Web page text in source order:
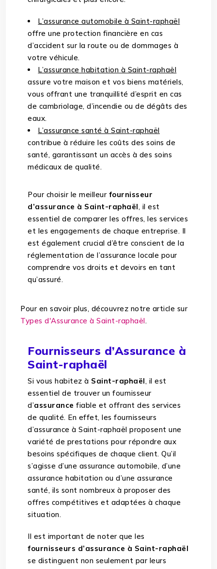
L’assurance automobile à Saint-raphaël
offre une protection financière en cas
d’accident sur la route ou de dommages à
votre véhicule.
L’assurance habitation à Saint-raphaël
assure votre maison et vos biens matériels,
vous offrant une tranquillité d’esprit en cas
de cambriolage, d’incendie ou de dégâts des
eaux.
L’assurance santé à Saint-raphaël
contribue à réduire les coûts des soins de
santé, garantissant un accès à des soins
médicaux de qualité.
Pour choisir le meilleur fournisseur
d’assurance à Saint-raphaël, il est
essentiel de comparer les offres, les services
et les engagements de chaque entreprise. Il
est également crucial d’être conscient de la
réglementation de l’assurance locale pour
comprendre vos droits et devoirs en tant
qu’assuré.
Pour en savoir plus, découvrez notre article sur
Types d'Assurance à Saint-raphaël.
Fournisseurs d’Assurance à
Saint-raphaël
Si vous habitez à Saint-raphaël, il est
essentiel de trouver un fournisseur
d’assurance fiable et offrant des services
de qualité. En effet, les fournisseurs
d’assurance à Saint-raphaël proposent une
variété de prestations pour répondre aux
besoins spécifiques de chaque client. Qu’il
s’agisse d’une assurance automobile, d’une
assurance habitation ou d’une assurance
santé, ils sont nombreux à proposer des
offres compétitives et adaptées à chaque
situation.
Il est important de noter que les
fournisseurs d’assurance à Saint-raphaël
se distinguent non seulement par leurs